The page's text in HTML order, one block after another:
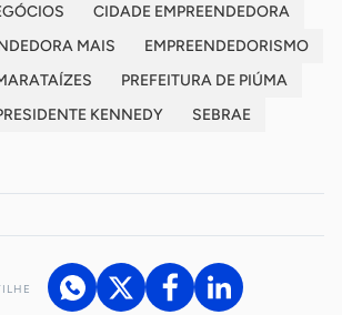
CIDADE EMPREENDEDORA
MAIS
EMPREENDEDORISMO
PREFEITURA DE PIÚMA
KENNEDY
SEBRAE